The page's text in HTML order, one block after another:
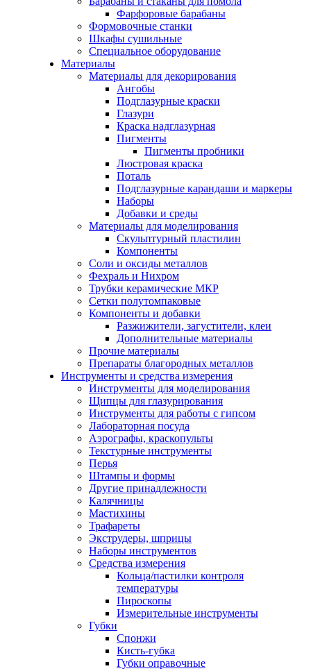
Фарфоровые барабаны
Формовочные станки
Шкафы сушильные
Специальное оборудование
Материалы
Материалы для декорирования
Ангобы
Подглазурные краски
Глазури
Краска надглазурная
Пигменты
Пигменты пробники
Люстровая краска
Поталь
Подглазурные карандаши и маркеры
Наборы
Добавки и среды
Материалы для моделирования
Скульптурный пластилин
Компоненты
Соли и оксиды металлов
Фехраль и Нихром
Трубки керамические МКР
Сетки полутомпаковые
Компоненты и добавки
Разжижители, загустители, клеи
Дополнительные материалы
Прочие материалы
Препараты благородных металлов
Инструменты и средства измерения
Инструменты для моделирования
Щипцы для глазурирования
Инструменты для работы с гипсом
Лабораторная посуда
Аэрографы, краскопульты
Текстурные инструменты
Перья
Штампы и формы
Другие принадлежности
Калячницы
Мастихины
Трафареты
Экструдеры, шприцы
Наборы инструментов
Средства измерения
Кольца/пастилки контроля
температуры
Пироскопы
Измерительные инструменты
Губки
Спонжи
Кисть-губка
Губки оправочные